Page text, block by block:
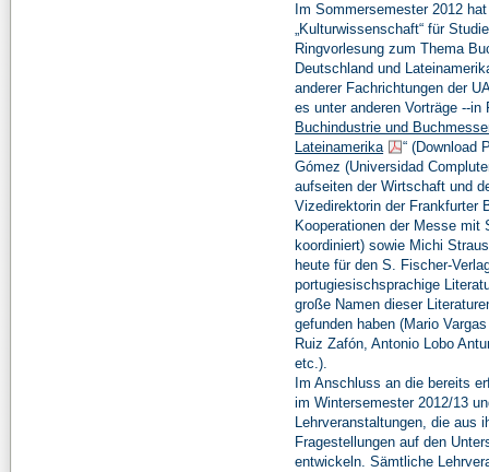
Im Sommersemester 2012
„Kulturwissenschaft“ für
Ringvorlesung zum Thema
Deutschland und
anderer Fachrichtungen der
es unter anderen Vorträge --in
Buchindustrie und
Lateinamerika
“ (Download
Gómez (Universidad
aufseiten der Wirtschaft und
Vizedirektorin der Frankfurter
Kooperationen der Messe mit
koordiniert) sowie Michi
heute für den S. Fischer-
portugiesischsprachige
große Namen dieser
gefunden haben (Mario
Ruiz Zafón, Antonio Lobo
etc.).
Im Anschluss an die bereits
im Wintersemester 2012/13
Lehrveranstaltungen, die aus
Fragestellungen auf den
entwickeln. Sämtliche